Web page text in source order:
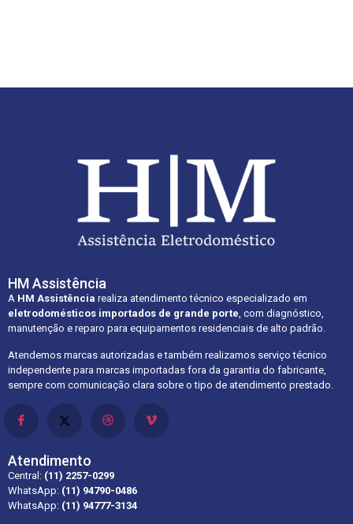
HM Assistência
A HM Assistência realiza atendimento técnico especializado em
eletrodomésticos importados de grande porte, com diagnóstico,
manutenção e reparo para equipamentos residenciais de alto padrão.
Atendemos marcas autorizadas e também realizamos serviço técnico
independente para marcas importadas fora da garantia do fabricante,
sempre com comunicação clara sobre o tipo de atendimento prestado.
Atendimento
Central: (11) 2257-0299
WhatsApp: (11) 94790-0486
WhatsApp: (11) 94777-3134